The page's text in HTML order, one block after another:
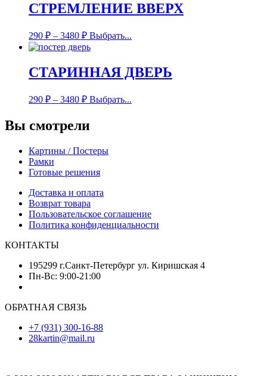
СТРЕМЛЕНИЕ ВВЕРХ
290 ₽ – 3480 ₽ Выбрать...
СТАРИННАЯ ДВЕРЬ
290 ₽ – 3480 ₽ Выбрать...
Вы смотрели
Картины / Постеры
Рамки
Готовые решения
Доставка и оплата
Возврат товара
Пользовательское соглашение
Политика конфиденциальности
КОНТАКТЫ
195299 г.Санкт-Петербург ул. Киришская 4
Пн-Вс: 9:00-21:00
ОБРАТНАЯ СВЯЗЬ
+7 (931) 300-16-88
28kartin@mail.ru